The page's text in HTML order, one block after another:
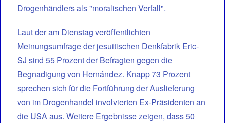
Drogenhändlers als "moralischen Verfall".
Laut der am Dienstag veröffentlichten
Meinungsumfrage der jesuitischen Denkfabrik Eric-
SJ sind 55 Prozent der Befragten gegen die
Begnadigung von Hernández. Knapp 73 Prozent
sprechen sich für die Fortführung der Auslieferung
von im Drogenhandel involvierten Ex-Präsidenten an
die USA aus. Weitere Ergebnisse zeigen, dass 50